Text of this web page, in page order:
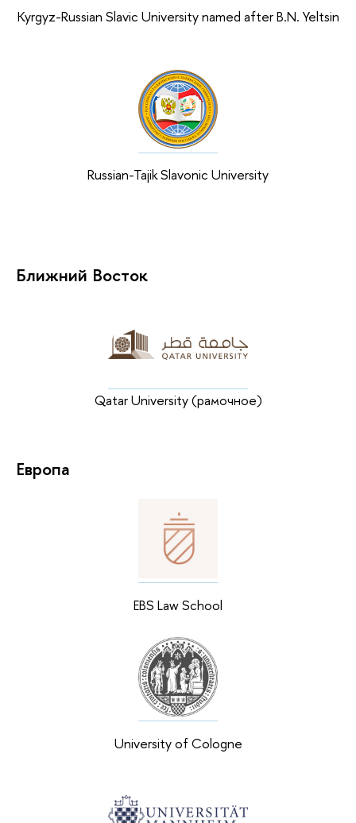
Kyrgyz-Russian Slavic University named after B.N. Yeltsin
Russian-Tajik Slavonic University
Ближний Восток
Qatar University (рамочное)
Европа
EBS Law School
University of Cologne